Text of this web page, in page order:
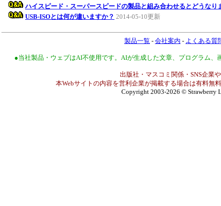
ハイスピード・スーパースピードの製品と組み合わせるとどうなり
USB-ISOとは何が違いますか？ 2014-05-10更新
製品一覧 - 会社案内 - よくある質
●当社製品・ウェブはAI不使用です。AIが生成した文章、プログラム
出版社・マスコミ関係・SNS企業
本Webサイトの内容を営利企業が掲載する場合は有料無
Copyright 2003-2026 © Strawberry